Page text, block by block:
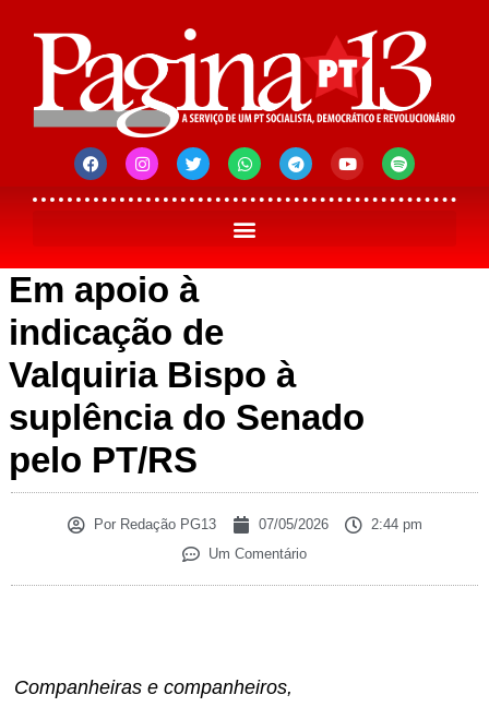
Em apoio à
indicação de
Valquiria Bispo à
suplência do Senado
pelo PT/RS
PorRedação PG13 07/05/2026
2:44 pm
Um Comentário
Companheiras e companheiros,